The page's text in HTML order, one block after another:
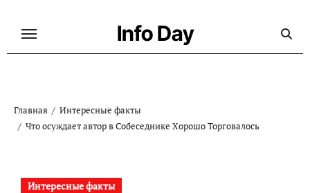
Info Day
Главная
Интересные факты
Что осуждает автор в Собеседнике Хорошо Торговалось
Интересные факты